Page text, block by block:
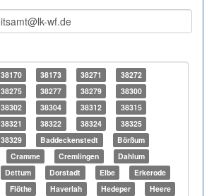
38170 38173 38271
38272
38275 38277 38279
38300
38302 38304 38312
38315
38321 38322 38324
38325
38329 Baddeckenstedt
Börßum
Cramme Cremlingen
Dahlum
Dettum Dorstadt Elbe
Erkerode
Flöthe Haverlah Hedeper Heere